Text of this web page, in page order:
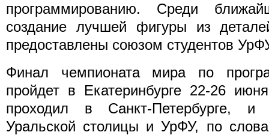
программированию. Среди
создание лучшей фигуры из
предоставлены союзом студентов
Финал чемпионата мира по
пройдет в Екатеринбурге 22-26
проходил в Санкт-Петербурге,
Уральской столицы и УрФУ, по